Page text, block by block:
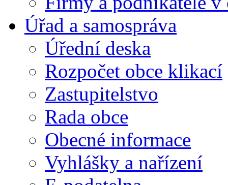
Úřad a samospráva
Úřední deska
Rozpočet obce klikací
Zastupitelstvo
Rada obce
Obecné informace
Vyhlášky a nařízení